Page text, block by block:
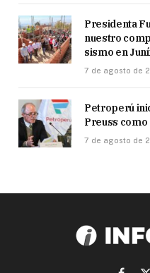
Presidenta
nuestro
sismo en
7 de agosto de
Petroperú
Preuss
7 de agosto de